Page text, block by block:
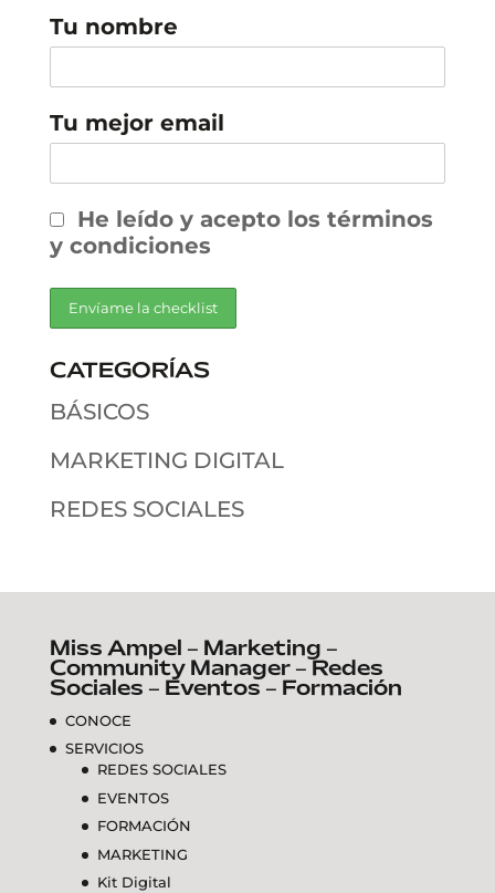
Tu nombre
Tu mejor email
He leído y acepto los términos
y condiciones
CATEGORÍAS
BÁSICOS
MARKETING DIGITAL
REDES SOCIALES
Miss Ampel – Marketing –
Community Manager – Redes
Sociales – Eventos – Formación
CONOCE
SERVICIOS
REDES SOCIALES
EVENTOS
FORMACIÓN
MARKETING
Kit Digital